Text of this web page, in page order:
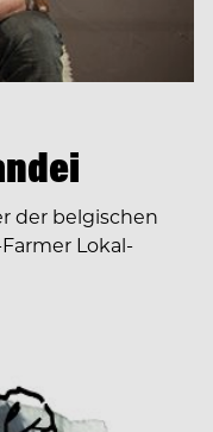
der belgischen
Lokal-